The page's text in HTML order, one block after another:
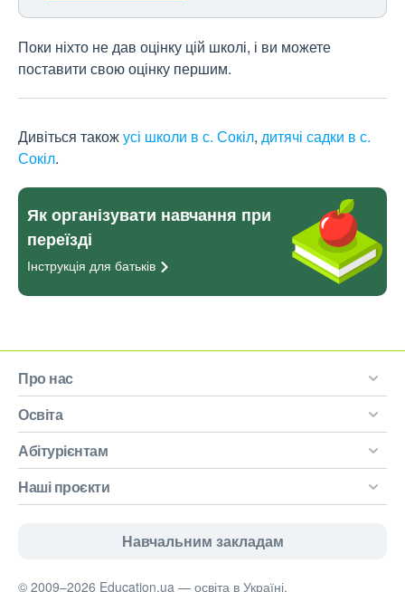
Поки ніхто не дав оцінку цій школі, і ви можете
поставити свою оцінку першим.
Дивіться такожусі школи в с. Сокіл, дитячі садки в с.
Сокіл.
Як організувати навчання при
переїзді
Інструкція для батьків
Про нас
Освіта
Абітурієнтам
Наші проєкти
Навчальним закладам
© 2009–2026 Education.ua — освіта в Україні.